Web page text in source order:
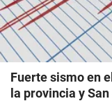
Fuerte sismo en
la provincia y